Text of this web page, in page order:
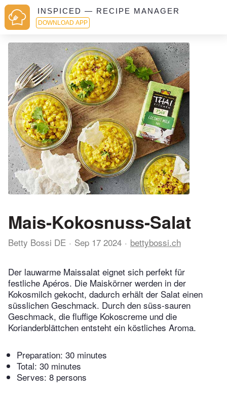
INSPICED — RECIPE MANAGER
DOWNLOAD APP
Mais-Kokosnuss-Salat
Betty Bossi DE Sep 17 2024 bettybossi.ch
Der lauwarme Maissalat eignet sich perfekt für
festliche Apéros. Die Maiskörner werden in der
Kokosmilch gekocht, dadurch erhält der Salat einen
süsslichen Geschmack. Durch den süss-sauren
Geschmack, die fluffige Kokoscreme und die
Korianderblättchen entsteht ein köstliches Aroma.
Preparation: 30 minutes
Total: 30 minutes
Serves: 8 persons